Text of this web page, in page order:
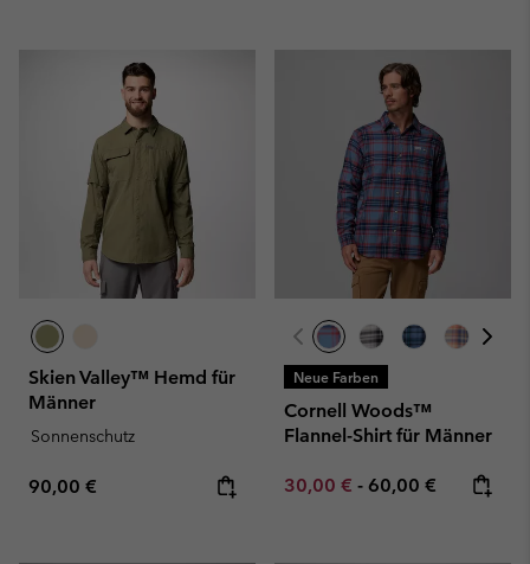
Skien Valley™ Hemd für
Männer
Sonnenschutz
Regular price:
90,00 €
Neue Farben
Cornell Woods™
Flannel-Shirt für Männer
Minimum sale price:
30,00 € - Maximum price:
60,00 €